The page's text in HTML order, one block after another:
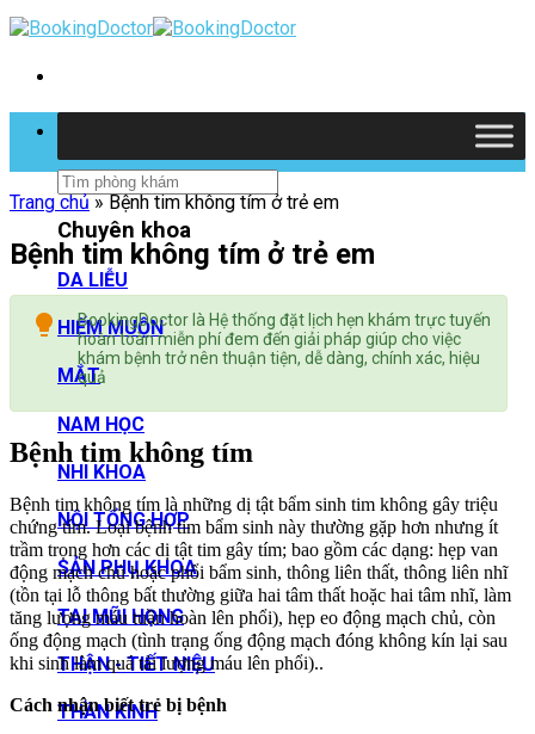
Skip
to
Chuyên khoa
DA LIỄU
HIẾM MUỘN
MẮT
NAM HỌC
NHI KHOA
NỘI TỔNG HỢP
SẢN PHỤ KHOA
TAI MŨI HỌNG
THẬN - TIẾT NIỆU
THẦN KINH
Trang chủ»Bệnh tim không tím ở trẻ em
Bệnh tim không tím ở trẻ em
BookingDoctor là Hệ thống đặt lịch hẹn khám trực tuyến
hoàn toàn miễn phí đem đến giải pháp giúp cho việc
khám bệnh trở nên thuận tiện, dễ dàng, chính xác, hiệu
quả
Bệnh tim không tím
Bệnh tim không tím là những dị tật bẩm sinh tim không gây triệu
chứng tím. Loại bệnh tim bẩm sinh này thường gặp hơn nhưng ít
trầm trọng hơn các dị tật tim gây tím; bao gồm các dạng: hẹp van
động mạch chủ hoặc phổi bẩm sinh, thông liên thất, thông liên nhĩ
(tồn tại lỗ thông bất thường giữa hai tâm thất hoặc hai tâm nhĩ, làm
tăng lượng máu tuần hoàn lên phổi), hẹp eo động mạch chủ, còn
ống động mạch (tình trạng ống động mạch đóng không kín lại sau
khi sinh làm quá tải lượng máu lên phổi)..
Cách nhận biết trẻ bị bệnh